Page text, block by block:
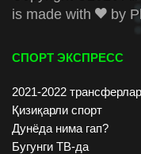
is made with
by
СПОРТ ЭКСПРЕСС
2021-2022
Қизиқарли спорт
Дунёда нима гап?
Бугунги ТВ-да